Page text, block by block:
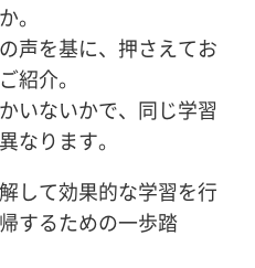
。
声を基に、押さえてお
紹介。
いないかで、同じ学習
なります。
して効果的な学習を行
するための一歩踏